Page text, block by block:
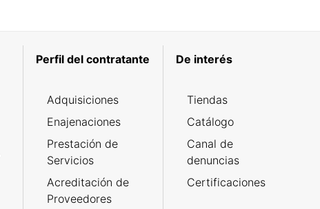
Perfil del contratante
Adquisiciones
Enajenaciones
Prestación de
Servicios
Acreditación de
Proveedores
De interés
Tiendas
Catálogo
Canal de
denuncias
Certificaciones